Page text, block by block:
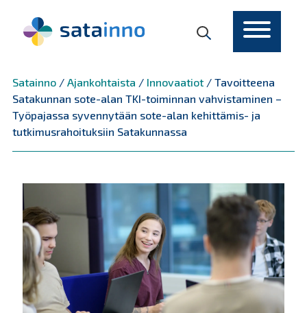
Satainno/ Ajankohtaista / Innovaatiot/ Tavoitteena
Satakunnan sote-alan TKI-toiminnan vahvistaminen –
Työpajassa syvennytään sote-alan kehittämis- ja
tutkimusrahoituksiin Satakunnassa